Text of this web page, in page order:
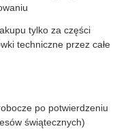
tylko za części
techniczne przez całe
po potwierdzeniu
świątecznych)